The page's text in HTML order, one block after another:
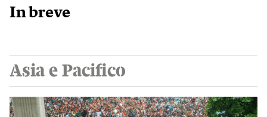
In breve
Asia e Pacifico